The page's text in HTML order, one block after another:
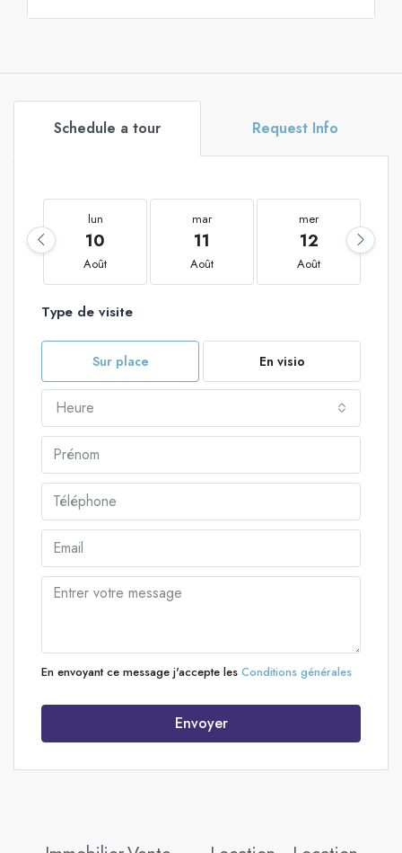
Schedule a tour Request Info
lun
10
Août
mar
11
Août
mer
12
Août
Type de visite
Sur place En visio
Heure
En envoyant ce message j'accepte les Conditions générales
Envoyer